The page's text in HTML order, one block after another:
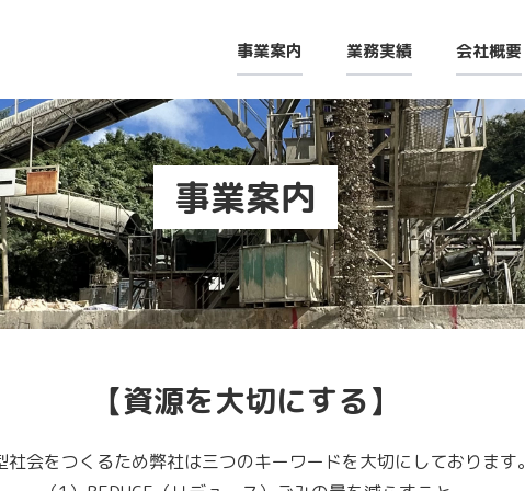
事業案内 業務実績 会社概要
事業案内
【資源を大切にする】
社会をつくるため弊社は三つのキーワードを大切にしております。